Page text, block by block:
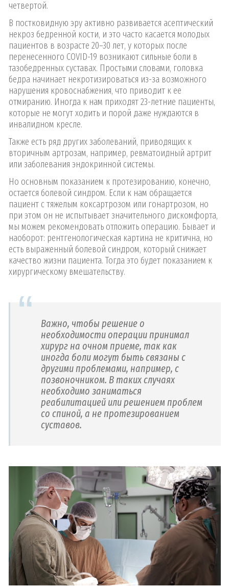
четвертой.
В постковидную эру активно развивается асептический
некроз бедренной кости, и это часто касается молодых
пациентов в возрасте 20–30 лет, у которых после
перенесенного COVID-19 возникают сильные боли в
тазобедренных суставах. Простыми словами, головка
бедра начинает некротизироваться из-за возможного
нарушения кровоснабжения, что приводит к ее
отмиранию. Иногда к нам приходят 23-летние пациенты,
которые не могут ходить и порой даже нуждаются в
инвалидном кресле.
Также есть ряд других заболеваний, приводящих к
вторичным артрозам, например, ревматоидный артрит
или заболевания эндокринной системы.
Но основным показанием к протезированию, конечно,
остается болевой синдром. Если к нам обращается
пациент с тяжелым коксартрозом или гонартрозом, но
при этом он не испытывает значительного дискомфорта,
мы можем рекомендовать отложить операцию. Бывает и
наоборот: рентгенологическая картина не критична, но
есть выраженный болевой синдром, который снижает
качество жизни пациента. Тогда это будет показанием к
хирургическому вмешательству.
Важно, чтобы решение о
необходимости операции принимал
хирург на очном приеме, так как
иногда боли могут быть связаны с
другими проблемами, например, с
позвоночником. В таких случаях
необходимо заниматься
реабилитацией или решением проблем
со спиной, а не протезированием
суставов.